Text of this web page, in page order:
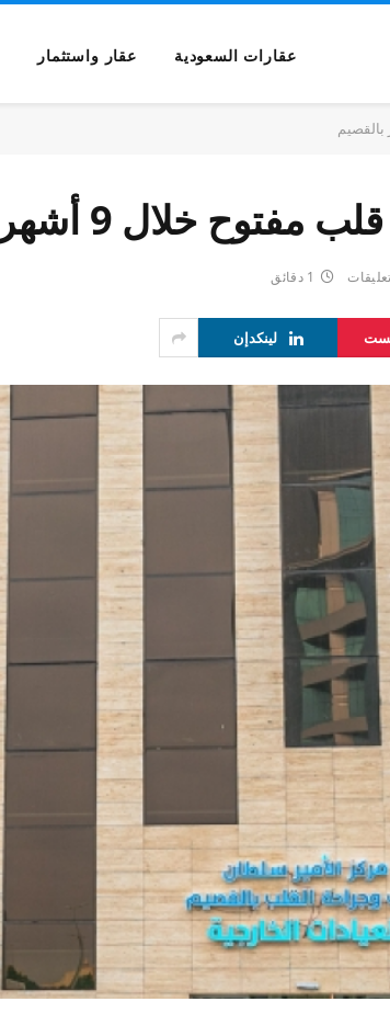
عقارات السعودية عقار واستثمار
1 دقائق
لينكدإن